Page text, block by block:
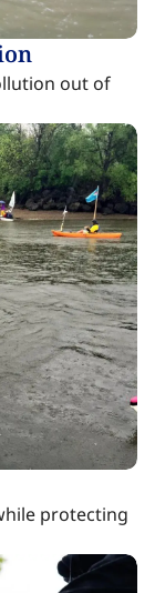
out of
protecting